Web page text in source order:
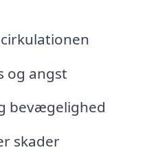
og angst
bevægelighed
skader